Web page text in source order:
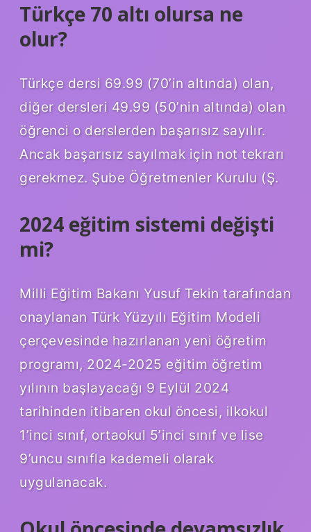
Türkçe 70 altı olursa ne
olur?
Türkçe dersi 69.99 (70’in altında) olan,
diğer dersleri 49.99 (50’nin altında) olan
öğrenci o derslerden başarısız sayılır.
Ancak başarısız sayılmak için not tekrarı
gerekmez. Şube Öğretmenler Kurulu (Ş.
2024 eğitim sistemi değişti
mi?
Milli Eğitim Bakanı Yusuf Tekin tarafından
onaylanan Türk Yüzyılı Eğitim Modeli
çerçevesinde hazırlanan yeni öğretim
programı, 2024-2025 eğitim öğretim
yılının başlayacağı 9 Eylül 2024
tarihinden itibaren okul öncesi, ilkokul
1’inci sınıf, ortaokul 5’inci sınıf ve lise
9’uncu sınıfla kademeli olarak
uygulanacak.